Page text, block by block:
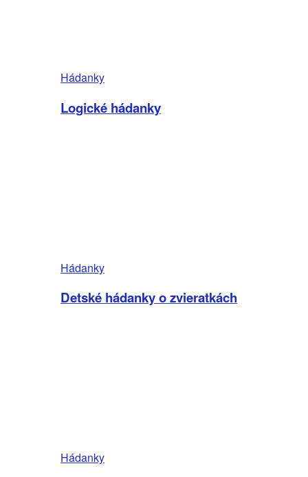
Hádanky
Logické hádanky
Hádanky
Detské hádanky o zvieratkách
Hádanky